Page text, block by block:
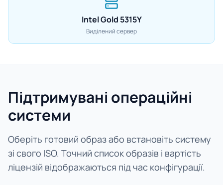
Intel Gold 5315Y
Виділений сервер
Підтримувані операційні
системи
Оберіть готовий образ або встановіть систему
зі свого ISO. Точний список образів і вартість
ліцензій відображаються під час конфігурації.